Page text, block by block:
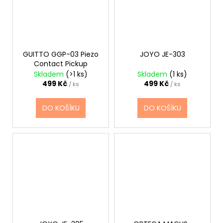
GUITTO GGP-03 Piezo
Contact Pickup
Skladem (>1 ks)
499 Kč / ks
DO KOŠÍKU
JOYO JE-303
Skladem (1 ks)
499 Kč / ks
DO KOŠÍKU